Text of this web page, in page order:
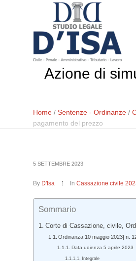
Azione di
Home /Sentenze - Ordinanze /
pagamento del prezzo
5 SETTEMBRE 2023
By D'Isa InCassazione civile
Sommario
Corte di Cassazione, civile,
Ordinanza|10 maggio 2023| n.
Data udienza 5 aprile 2023
Integrale